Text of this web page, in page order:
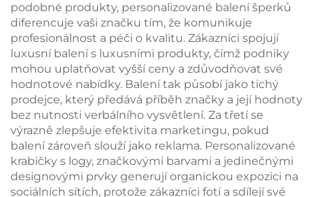
podobné produkty, personalizované balení šperků
diferencuje vaši značku tím, že komunikuje
profesionálnost a péči o kvalitu. Zákazníci spojují
luxusní balení s luxusními produkty, čímž podniky
mohou uplatňovat vyšší ceny a zdůvodňovat své
hodnotové nabídky. Balení tak působí jako tichý
prodejce, který předává příběh značky a její hodnoty
bez nutnosti verbálního vysvětlení. Za třetí se
výrazně zlepšuje efektivita marketingu, pokud
balení zároveň slouží jako reklama. Personalizované
krabičky s logy, značkovými barvami a jedinečnými
designovými prvky generují organickou expozici na
sociálních sítích, protože zákazníci fotí a sdílejí své